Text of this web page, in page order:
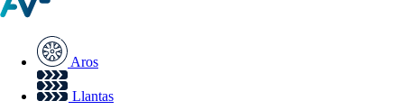
Aros
Llantas